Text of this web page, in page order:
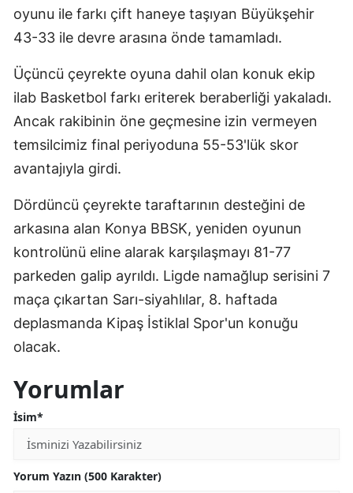
İstanbul
İzmir
Kars
Kastamonu
Kayseri
Kırşehir
Kocaeli
Konya
Kütahya
Malatya
oyunu ile farkı çift haneye taşıyan Büyükşehir
43-33 ile devre arasına önde tamamladı.
Üçüncü çeyrekte oyuna dahil olan konuk ekip
ilab Basketbol farkı eriterek beraberliği yakaladı.
Ancak rakibinin öne geçmesine izin vermeyen
temsilcimiz final periyoduna 55-53'lük skor
avantajıyla girdi.
Dördüncü çeyrekte taraftarının desteğini de
arkasına alan Konya BBSK, yeniden oyunun
kontrolünü eline alarak karşılaşmayı 81-77
parkeden galip ayrıldı. Ligde namağlup serisini 7
maça çıkartan Sarı-siyahlılar, 8. haftada
deplasmanda Kipaş İstiklal Spor'un konuğu
olacak.
Yorumlar
İsim*
Yorum Yazın (500 Karakter)